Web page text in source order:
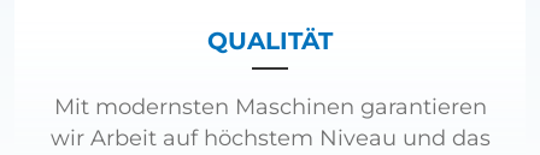
QUALITÄT
Mit modernsten Maschinen garantieren
wir Arbeit auf höchstem Niveau und das